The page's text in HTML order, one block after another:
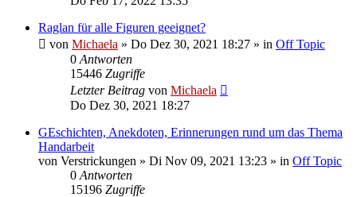
Raglan für alle Figuren geeignet?
von Michaela » Do Dez 30, 2021 18:27 » in Off Topic
0 Antworten
15446 Zugriffe
Letzter Beitrag von Michaela
Do Dez 30, 2021 18:27
GEschichten, Anekdoten, Erinnerungen rund um das Thema
Handarbeit
von Verstrickungen » Di Nov 09, 2021 13:23 » in Off Topic
0 Antworten
15196 Zugriffe